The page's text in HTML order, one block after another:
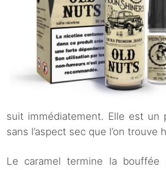
suit immédiatement. Elle est
sans l’aspect sec que l’on
Le caramel termine la